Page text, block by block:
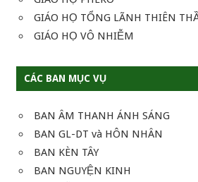
GIÁO HỌ TỔNG LÃNH THIÊN
GIÁO HỌ VÔ NHIỄM
CÁC BAN MỤC VỤ
BAN ÂM THANH ÁNH SÁNG
BAN GL-DT và HÔN NHÂN
BAN KÈN TÂY
BAN NGUYỆN KINH